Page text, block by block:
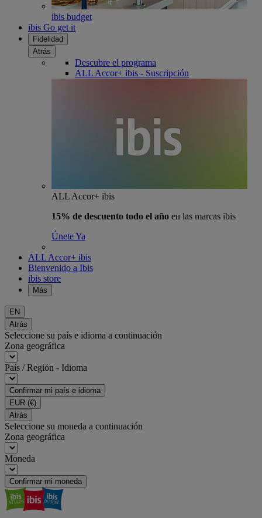
ibis budget
ibis Go get it
Fidelidad
Atrás
Descubre el programa
ALL Accor+ ibis - Suscripción
ALL Accor+ ibis
15% de descuento todo el año en las marcas ibis
Únete Ya
ALL Accor+ ibis
Bienvenido a Ibis
ibis store
Más
EN
Atrás
Seleccione su país e idioma a continuación
Zona geográfica
País / Región - Idioma
Confirmar mi país e idioma
EUR (€)
Atrás
Seleccione su moneda a continuación
Zona geográfica
Moneda
Confirmar mi moneda